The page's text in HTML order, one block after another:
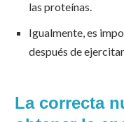
las proteínas.
Igualmente, es
después de
La correcta